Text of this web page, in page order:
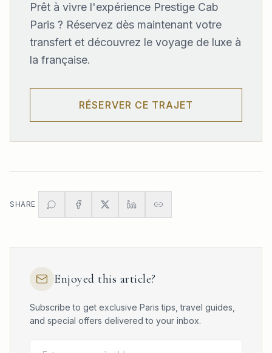
Prêt à vivre l'expérience Prestige Cab
Paris ? Réservez dès maintenant votre
transfert et découvrez le voyage de luxe à
la française.
RÉSERVER CE TRAJET
SHARE
Enjoyed this article?
Subscribe to get exclusive Paris tips, travel guides,
and special offers delivered to your inbox.